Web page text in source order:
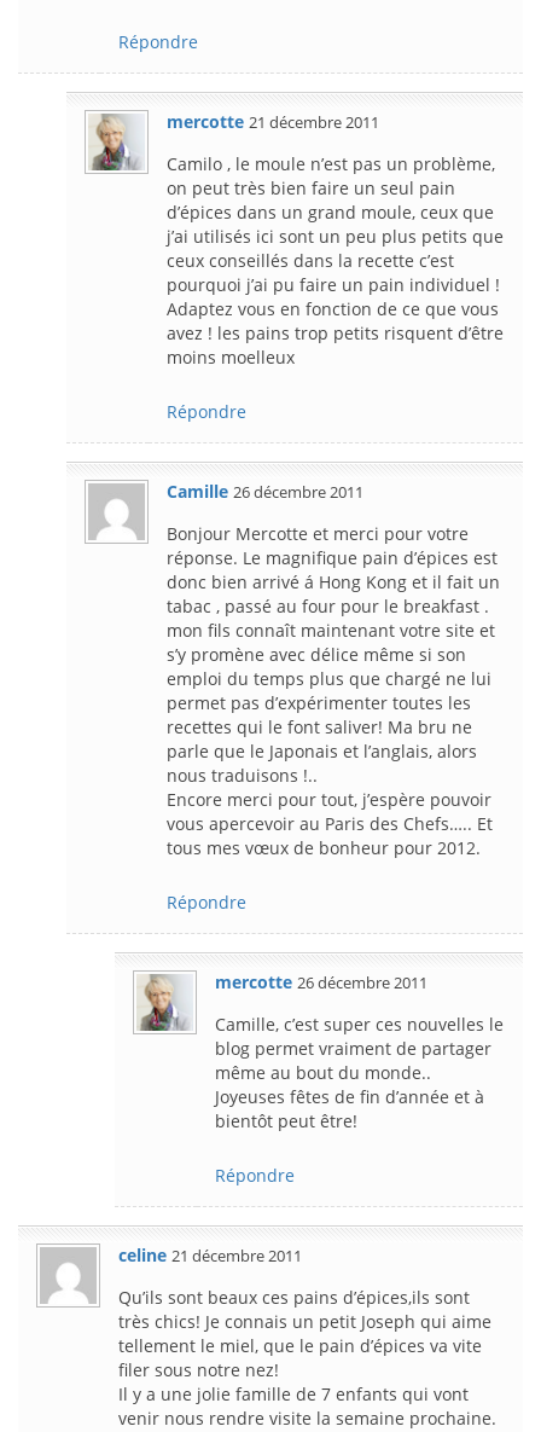
Répondre
mercotte 21 décembre 2011
Camilo , le moule n’est pas un problème,
on peut très bien faire un seul pain
d’épices dans un grand moule, ceux que
j’ai utilisés ici sont un peu plus petits que
ceux conseillés dans la recette c’est
pourquoi j’ai pu faire un pain individuel !
Adaptez vous en fonction de ce que vous
avez ! les pains trop petits risquent d’être
moins moelleux
Répondre
Camille 26 décembre 2011
Bonjour Mercotte et merci pour votre
réponse. Le magnifique pain d’épices est
donc bien arrivé á Hong Kong et il fait un
tabac , passé au four pour le breakfast .
mon fils connaît maintenant votre site et
s’y promène avec délice même si son
emploi du temps plus que chargé ne lui
permet pas d’expérimenter toutes les
recettes qui le font saliver! Ma bru ne
parle que le Japonais et l’anglais, alors
nous traduisons !..
Encore merci pour tout, j’espère pouvoir
vous apercevoir au Paris des Chefs….. Et
tous mes vœux de bonheur pour 2012.
Répondre
mercotte 26 décembre 2011
Camille, c’est super ces nouvelles le
blog permet vraiment de partager
même au bout du monde..
Joyeuses fêtes de fin d’année et à
bientôt peut être!
Répondre
celine 21 décembre 2011
Qu’ils sont beaux ces pains d’épices,ils sont
très chics! Je connais un petit Joseph qui aime
tellement le miel, que le pain d’épices va vite
filer sous notre nez!
Il y a une jolie famille de 7 enfants qui vont
venir nous rendre visite la semaine prochaine.